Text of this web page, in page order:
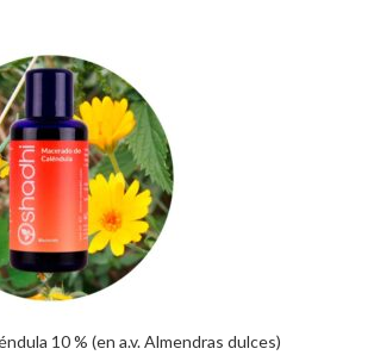
10 % (en a.v. Almendras dulces)